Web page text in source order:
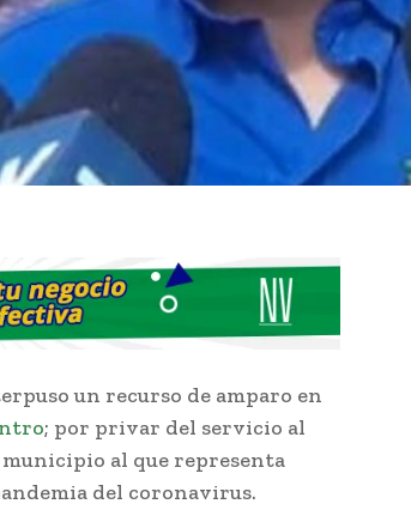
un recurso de amparo en
; por privar del servicio al
municipio al que representa
del coronavirus.